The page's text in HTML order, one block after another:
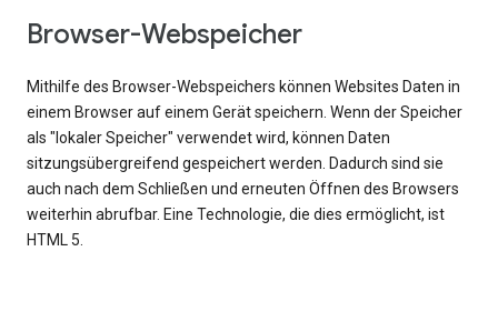
Browser-Webspeicher
Mithilfe des Browser-Webspeichers können Websites Daten in
einem Browser auf einem Gerät speichern. Wenn der Speicher
als "lokaler Speicher" verwendet wird, können Daten
sitzungsübergreifend gespeichert werden. Dadurch sind sie
auch nach dem Schließen und erneuten Öffnen des Browsers
weiterhin abrufbar. Eine Technologie, die dies ermöglicht, ist
HTML 5.